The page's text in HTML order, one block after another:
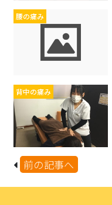
腰の痛み
背中の痛み
前の記事へ